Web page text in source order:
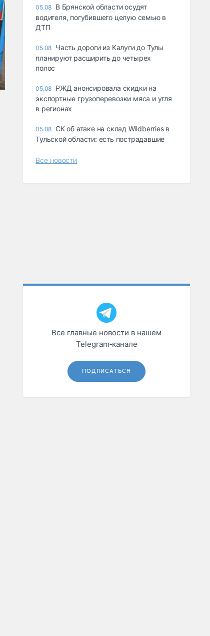
05.08 В Брянской области осудят
водителя, погубившего целую семью в
ДТП
05.08 Часть дороги из Калуги до Тулы
планируют расширить до четырех
полос
05.08 РЖД анонсировала скидки на
экспортные грузоперевозки мяса и угля
в регионах
05.08 СК об атаке на склад Wildberries в
Тульской области: есть пострадавшие
Все новости
Все главные новости в нашем
Telegram‑канале
ПОДПИСАТЬСЯ